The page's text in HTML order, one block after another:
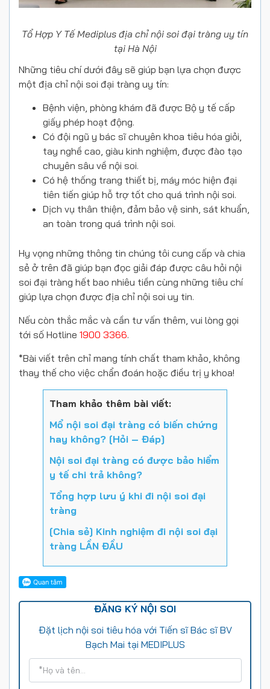
Tổ Hợp Y Tế Mediplus địa chỉ nội soi đại tràng uy tín
tại Hà Nội
Những tiêu chí dưới đây sẽ giúp bạn lựa chọn được
một địa chỉ nội soi đại tràng uy tín:
Bệnh viện, phòng khám đã được Bộ y tế cấp
giấy phép hoạt động.
Có đội ngũ y bác sĩ chuyên khoa tiêu hóa giỏi,
tay nghề cao, giàu kinh nghiệm, được đào tạo
chuyên sâu về nội soi.
Có hệ thống trang thiết bị, máy móc hiện đại
tiên tiến giúp hỗ trợ tốt cho quá trình nội soi.
Dịch vụ thân thiện, đảm bảo vệ sinh, sát khuẩn,
an toàn trong quá trình nội soi.
Hy vọng những thông tin chúng tôi cung cấp và chia
sẻ ở trên đã giúp bạn đọc giải đáp được câu hỏi nội
soi đại tràng hết bao nhiêu tiền cùng những tiêu chí
giúp lựa chọn được địa chỉ nội soi uy tin.
Nếu còn thắc mắc và cần tư vấn thêm, vui lòng gọi
tới số Hotline 1900 3366.
*Bài viết trên chỉ mang tính chất tham khảo, không
thay thế cho việc chẩn đoán hoặc điều trị y khoa!
Tham khảo thêm bài viết:
Mổ nội soi đại tràng có biến chứng
hay không? [Hỏi – Đáp]
Nội soi đại tràng có được bảo hiểm
y tế chi trả không?
Tổng hợp lưu ý khi đi nội soi đại
tràng
[Chia sẻ] Kinh nghiệm đi nội soi đại
tràng LẦN ĐẦU
ĐĂNG KÝ NỘI SOI
Đặt lịch nội soi tiêu hóa với Tiến sĩ Bác sĩ BV
Bạch Mai tại MEDIPLUS